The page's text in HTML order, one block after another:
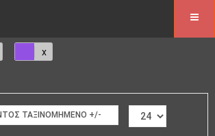
ΤΑΞΙΝΟΜΗΜΈΝΟ +/-